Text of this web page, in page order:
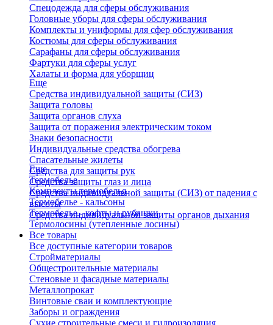
Спецодежда для сферы обслуживания
Головные уборы для сферы обслуживания
Комплекты и униформы для сфер обслуживания
Костюмы для сферы обслуживания
Сарафаны для сферы обслуживания
Фартуки для сферы услуг
Халаты и форма для уборщиц
Еще
Средства индивидуальной защиты (СИЗ)
Защита головы
Защита органов слуха
Защита от поражения электрическим током
Знаки безопасности
Индивидуальные средства обогрева
Спасательные жилеты
Средства для защиты рук
Средства защиты глаз и лица
Средства индивидуальной защиты (СИЗ) от падения с
высоты
Средства индивидуальной защиты органов дыхания
Еще
Термобелье
Комплекты термобелья
Термобелье - кальсоны
Термобелье - кофты и рубашки
Термолосины (утепленные лосины)
Все товары
Все доступные категории товаров
Стройматериалы
Общестроительные материалы
Стеновые и фасадные материалы
Металлопрокат
Винтовые сваи и комплектующие
Заборы и ограждения
Сухие строительные смеси и гидроизоляция